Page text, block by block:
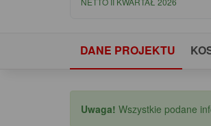
DANE PROJEKTU
Uwaga! Wszystkie podane